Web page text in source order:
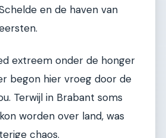
en de haven van
extreem onder de honger
begon hier vroeg door de
Terwijl in Brabant soms
worden over land, was
chaos.